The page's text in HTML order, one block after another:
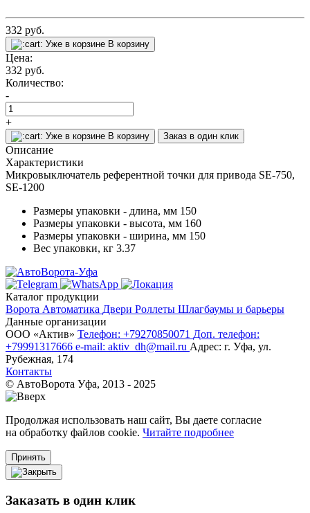
332 руб.
Уже в корзине В корзину
Цена:
332 руб.
Количество:
-
+
Уже в корзине В корзину Заказ в один клик
Описание
Характеристики
Микровыключатель референтной точки для привода SE-750,
SE-1200
Размеры упаковки - длина, мм 150
Размеры упаковки - высота, мм 160
Размеры упаковки - ширина, мм 150
Вес упаковки, кг 3.37
Каталог продукции
Ворота Автоматика Двери Роллеты Шлагбаумы и барьеры
Данные организации
ООО «‎Актив»‎ Телефон: +79270850071 Доп. телефон:
+79991317666 e-mail: aktiv_dh@mail.ru Адрес: г. Уфа, ул.
Рубежная, 174
Контакты
© АвтоВорота Уфа, 2013 - 2025
Продолжая использовать наш сайт, Вы даете согласие
на обработку файлов cookie. Читайте подробнее
Принять
Заказать в один клик